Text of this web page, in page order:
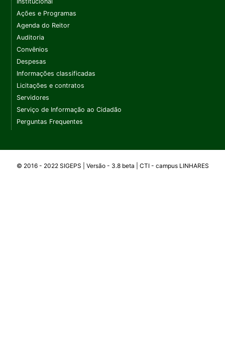
Ações e Programas
Agenda do Reitor
Auditoria
Convênios
Despesas
Informações classificadas
Licitações e contratos
Servidores
Serviço de Informação ao Cidadão
Perguntas Frequentes
© 2016 - 2022 SIGEPS | Versão - 3.8 beta | CTI - campusLINHARES